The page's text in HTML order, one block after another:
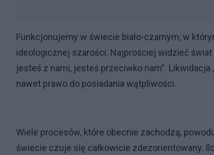
Funkcjonujemy w świecie biało-czarnym, w
ideologicznej szarości. Najprościej widzieć
jesteś z nami, jesteś przeciwko nam”.
nawet prawo do posiadania wątpliwości.
Wiele procesów, które obecnie zachodzą,
świecie czuje się całkowicie zdezorientowany.